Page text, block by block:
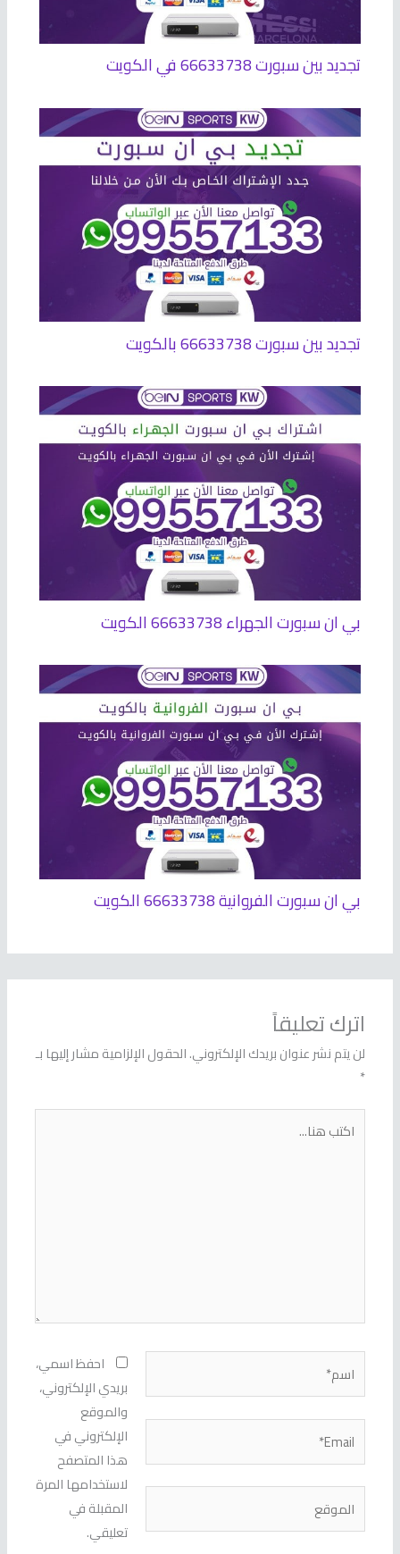
تجديد بين سبورت 66633738 في الكويت
تجديد بين سبورت 66633738 بالكويت
بي ان سبورت الجهراء 66633738 الكويت
بي ان سبورت الفروانية 66633738 الكويت
اترك تعليقاً
لن يتم نشر عنوان بريدك الإلكتروني.الحقول الإلزامية مشار إليها بـ
*
اكتب
هنا...
احفظ اسمي،
بريدي الإلكتروني،
والموقع
الإلكتروني في
هذا المتصفح
لاستخدامها المرة
المقبلة في
تعليقي.